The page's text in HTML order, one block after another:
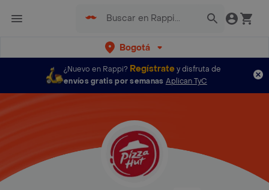
Bogotá
¿Nuevo en Rappi? Regístratey disfruta de
envíos gratis por semanas Aplican TyC